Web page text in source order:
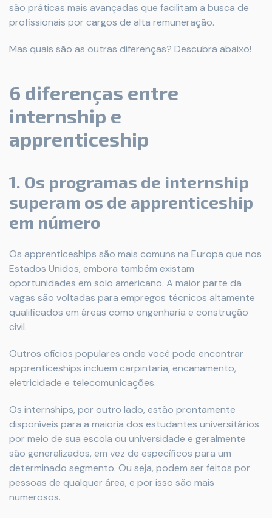
são práticas mais avançadas que facilitam a busca de
profissionais por cargos de alta remuneração.
Mas quais são as outras diferenças? Descubra abaixo!
6 diferenças entre
internship e
apprenticeship
1. Os programas de internship
superam os de apprenticeship
em número
Os apprenticeships são mais comuns na Europa que nos
Estados Unidos, embora também existam
oportunidades em solo americano. A maior parte da
vagas são voltadas para empregos técnicos altamente
qualificados em áreas como engenharia e construção
civil.
Outros ofícios populares onde você pode encontrar
apprenticeships incluem carpintaria, encanamento,
eletricidade e telecomunicações.
Os internships, por outro lado, estão prontamente
disponíveis para a maioria dos estudantes universitários
por meio de sua escola ou universidade e geralmente
são generalizados, em vez de específicos para um
determinado segmento. Ou seja, podem ser feitos por
pessoas de qualquer área, e por isso são mais
numerosos.